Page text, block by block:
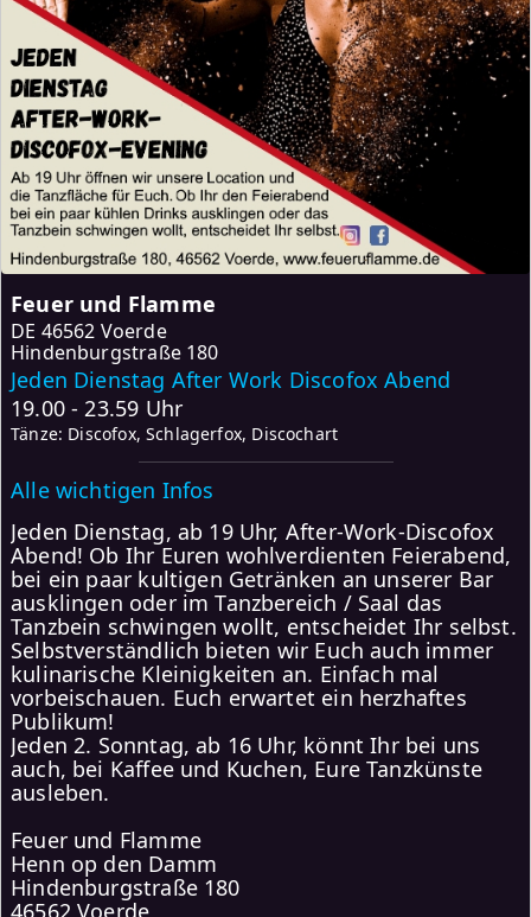
Feuer und Flamme
DE 46562 Voerde
Hindenburgstraße 180
Jeden Dienstag After Work Discofox Abend
19.00 - 23.59 Uhr
Tänze: Discofox, Schlagerfox, Discochart
Alle wichtigen Infos
Jeden Dienstag, ab 19 Uhr, After-Work-Discofox
Abend! Ob Ihr Euren wohlverdienten Feierabend,
bei ein paar kultigen Getränken an unserer Bar
ausklingen oder im Tanzbereich / Saal das
Tanzbein schwingen wollt, entscheidet Ihr selbst.
Selbstverständlich bieten wir Euch auch immer
kulinarische Kleinigkeiten an. Einfach mal
vorbeischauen. Euch erwartet ein herzhaftes
Publikum!
Jeden 2. Sonntag, ab 16 Uhr, könnt Ihr bei uns
auch, bei Kaffee und Kuchen, Eure Tanzkünste
ausleben.
Feuer und Flamme
Henn op den Damm
Hindenburgstraße 180
46562 Voerde